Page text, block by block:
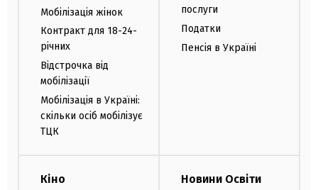
Мобілізація жінок
Контракт для 18-24-
річних
Відстрочка від
мобілізації
Мобілізація в Україні:
скільки осіб мобілізує
ТЦК
послуги
Податки
Пенсія в Україні
Кіно Новини Освіти